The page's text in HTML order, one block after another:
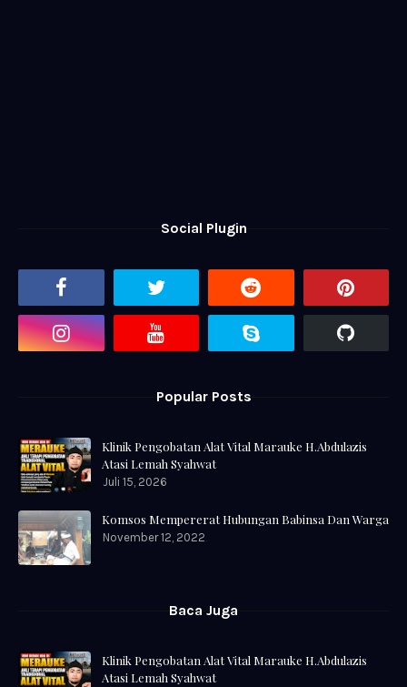
Social Plugin
Popular Posts
Klinik Pengobatan Alat Vital Marauke H.Abdulazis
Atasi Lemah Syahwat
Juli 15, 2026
Komsos Mempererat Hubungan Babinsa Dan Warga
November 12, 2022
Baca Juga
Klinik Pengobatan Alat Vital Marauke H.Abdulazis
Atasi Lemah Syahwat